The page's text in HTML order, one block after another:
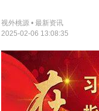
视外桃源 • 最新资讯
2025-02-06 13:08:35